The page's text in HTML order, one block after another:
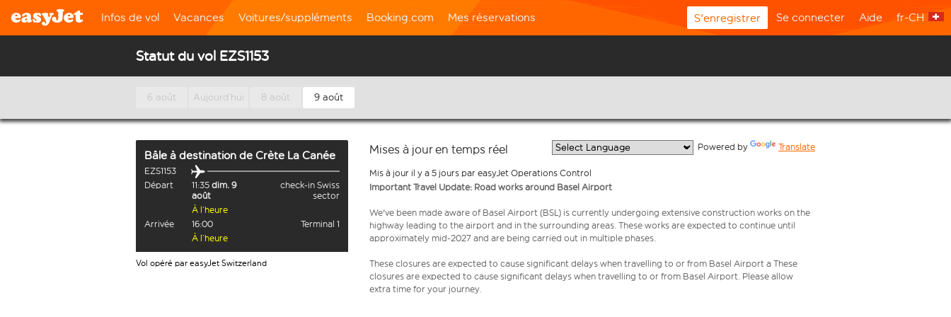
Infos de vol Vacances Voitures/suppléments Booking.com Mes réservations S'enregistrer Se connecter Aide fr-CH
Statut du vol EZS1153
6 août Aujourd’hui 8 août 9 août
Bâle à destination de Crète La Canée
EZS1153
Départ
11:35 dim. 9
août
check-in Swiss
sector
À l’heure
Arrivée
16:00
Terminal 1
À l’heure
Vol opéré par easyJet Switzerland
Mises à jour en temps réel Powered by Translate
Mis à jour il y a 5 jours par easyJet Operations Control
Important Travel Update: Road works around Basel Airport
We've been made aware of Basel Airport (BSL) is currently undergoing extensive construction works on the
highway leading to the airport and in the surrounding areas. These works are expected to continue until
approximately mid-2027 and are being carried out in multiple phases.
These closures are expected to cause significant delays when travelling to or from Basel Airport a These
closures are expected to cause significant delays when travelling to or from Basel Airport. Please allow
extra time for your journey.